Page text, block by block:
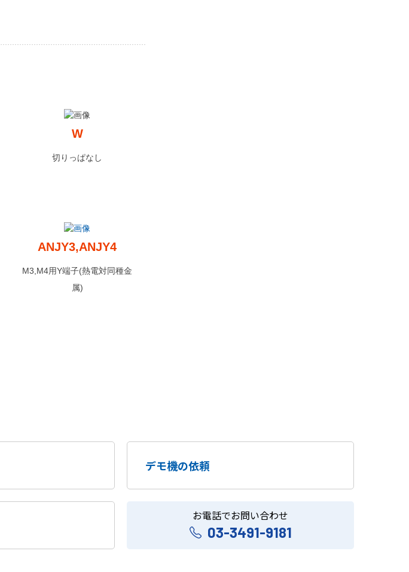
W
切りっぱなし
ANJY3,ANJY4
M3,M4用Y端子(熱電対同種金
属)
デモ機の依頼
お電話でお問い合わせ
03-3491-9181